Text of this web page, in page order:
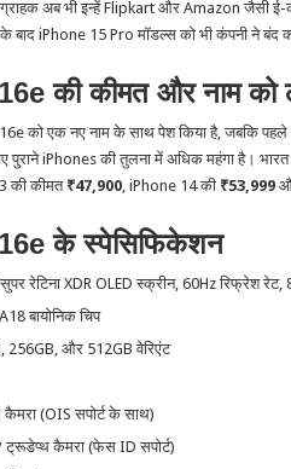
ग्राहक अब भी इन्हें Flipkart और Amazon जैसी
बाद iPhone 15 Pro मॉडल्स को भी कंपनी ने बंद
की कीमत और नाम को
को एक नए नाम के साथ पेश किया है, जबकि पहले
पुराने iPhones की तुलना में अधिक महंगा है।
की कीमत₹47,900, iPhone 14 की ₹53,999
के स्पेसिफिकेशन
रेटिना XDR OLED स्क्रीन, 60Hz रिफ्रेश रेट,
बायोनिक चिप
256GB, और 512GB वेरिएंट
कैमरा (OIS सपोर्ट के साथ)
ट्रूडेप्थ कैमरा (फेस ID सपोर्ट)